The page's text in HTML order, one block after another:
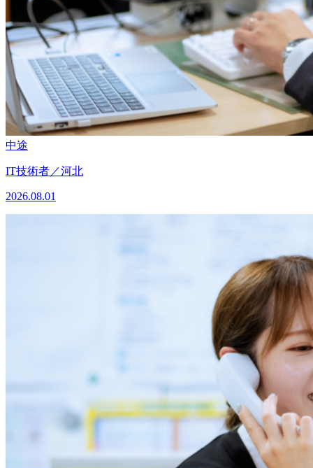
中途
IT技術者／河北
2026.08.01